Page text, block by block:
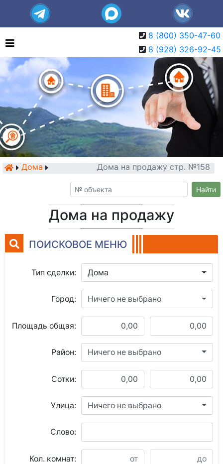
8 (800) 350-47-60
8 (928) 326-92-45
Дома Дома на продажу стр. №158
Найти
Дома на продажу
ПОИСКОВОЕ МЕНЮ
Тип сделки: Дома
Город: Ничего не выбрано
Площадь общая:
Район: Ничего не выбрано
Сотки:
Улица: Ничего не выбрано
Слово:
Кол. комнат: